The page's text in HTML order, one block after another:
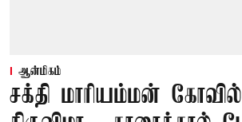
ஆன்மிகம்
சக்தி மாரியம்மன் கோவில்